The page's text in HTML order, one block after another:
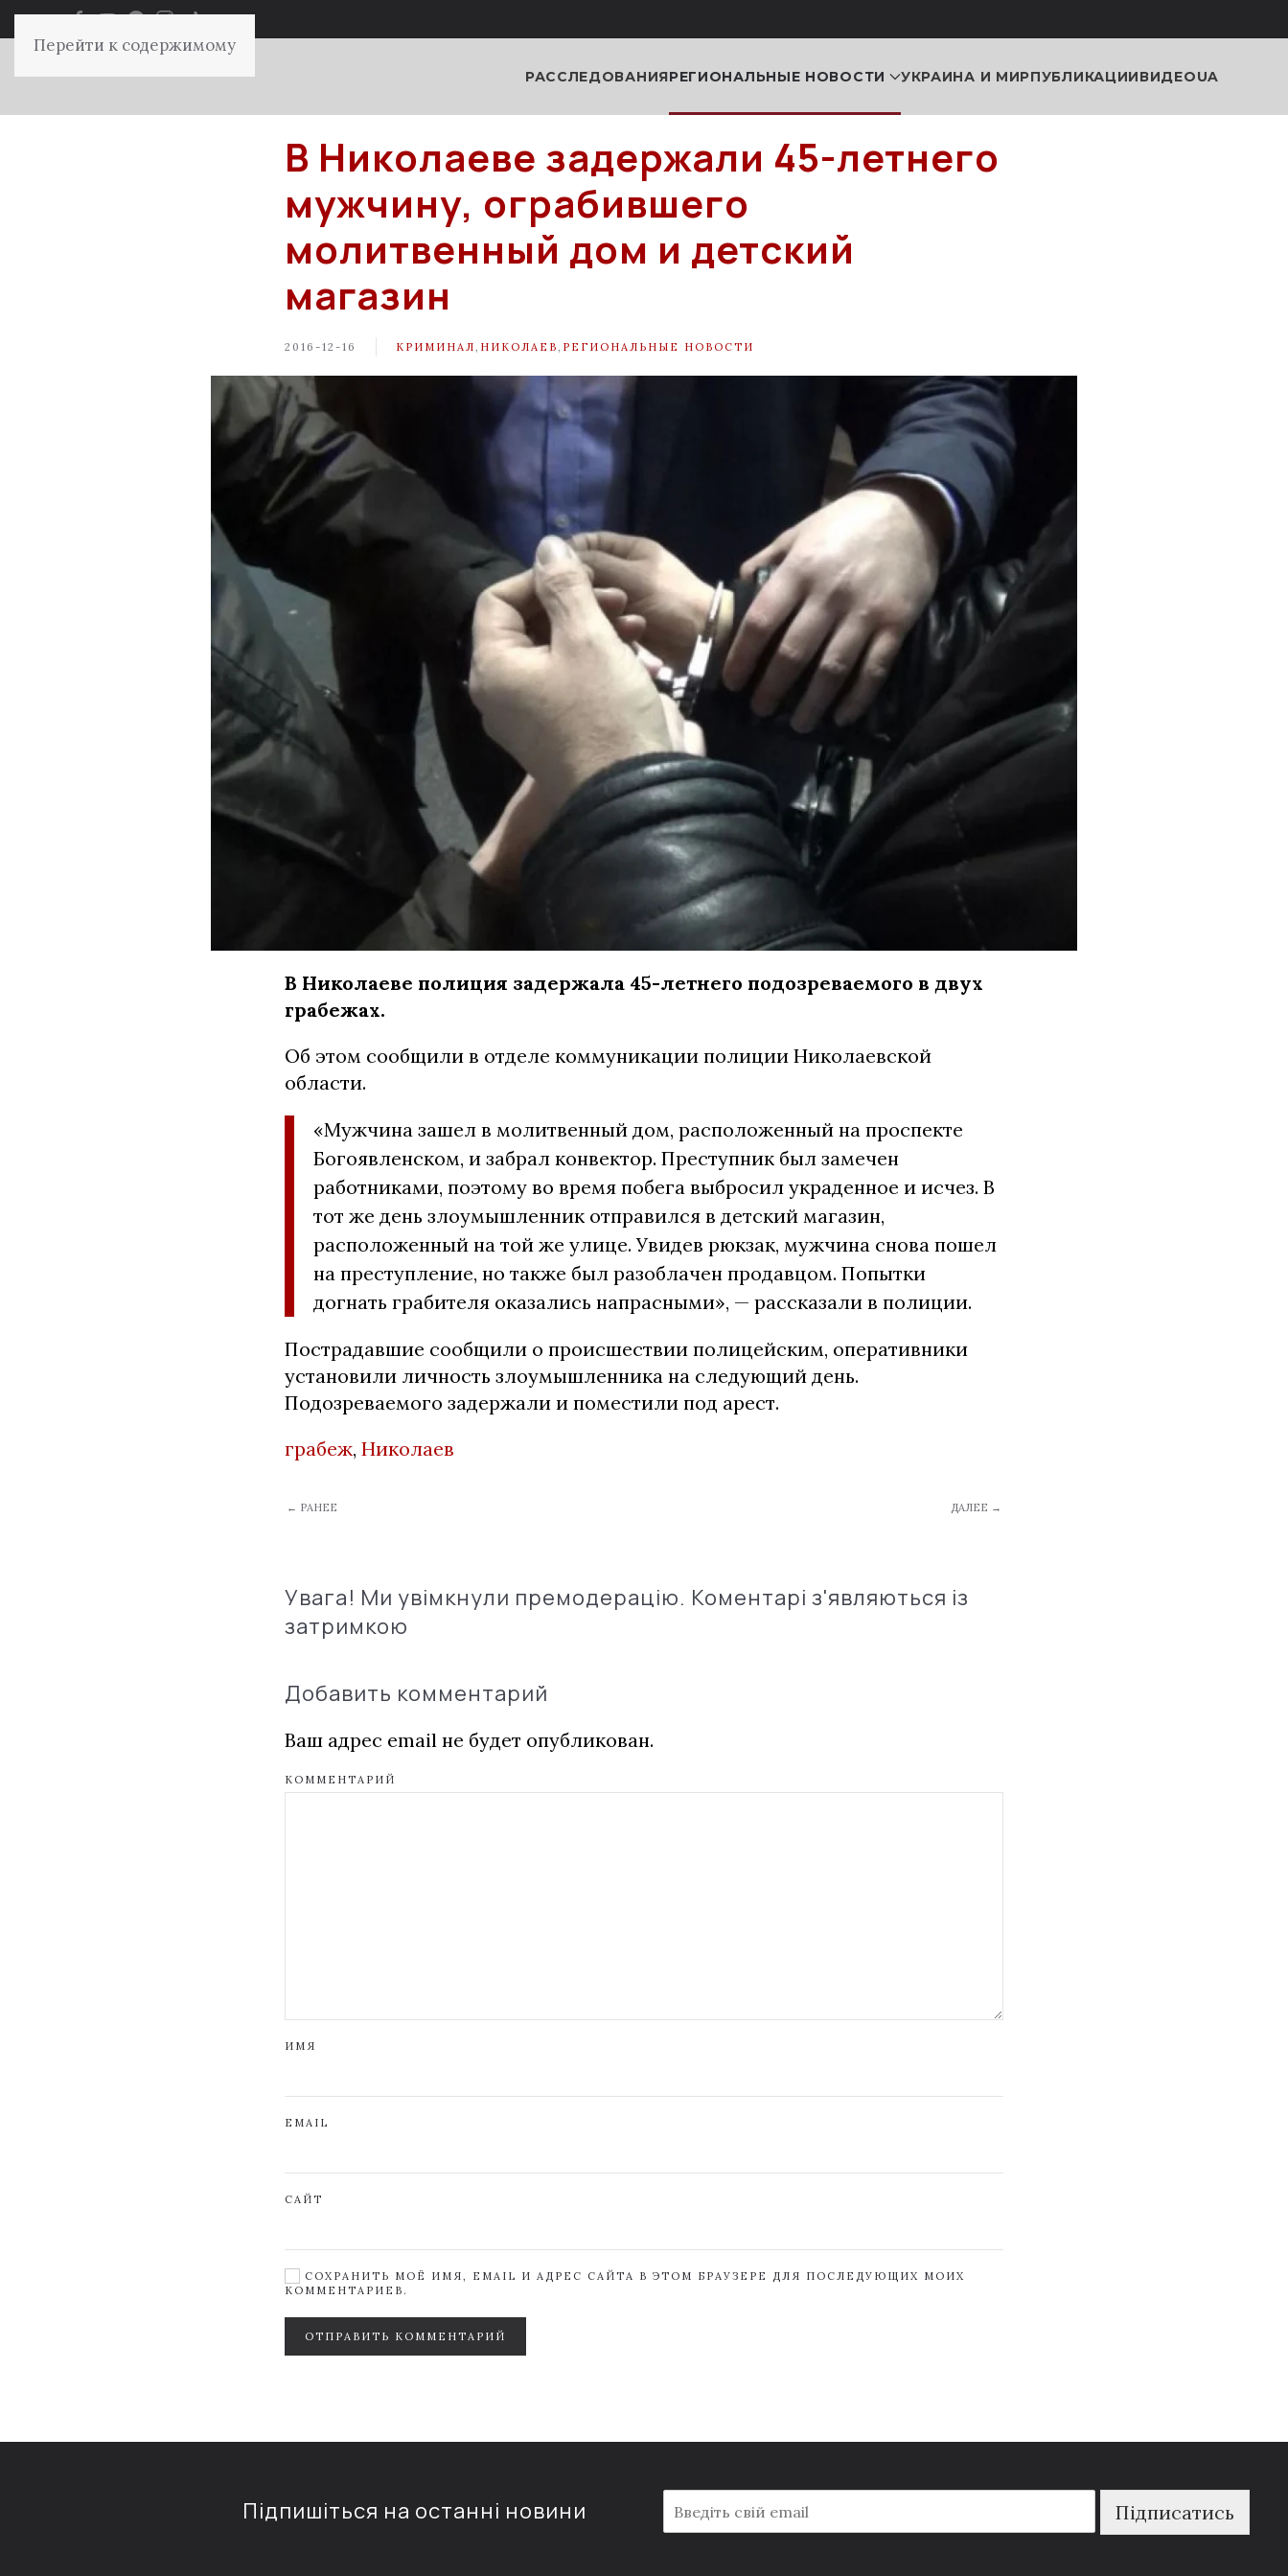
Перейти к содержимому
РАССЛЕДОВАНИЯРЕГИОНАЛЬНЫЕ НОВОСТИ УКРАИНА И МИРПУБЛИКАЦИИВИДЕОUA
В Николаеве задержали 45-летнего
мужчину, ограбившего
молитвенный дом и детский
магазин
2016-12-16 КРИМИНАЛ НИКОЛАЕВ РЕГИОНАЛЬНЫЕ НОВОСТИ
В Николаеве полиция задержала 45-летнего подозреваемого в двух
грабежах.
Об этом сообщили в отделе коммуникации полиции Николаевской
области.
«Мужчина зашел в молитвенный дом, расположенный на проспекте
Богоявленском, и забрал конвектор. Преступник был замечен
работниками, поэтому во время побега выбросил украденное и исчез. В
тот же день злоумышленник отправился в детский магазин,
расположенный на той же улице. Увидев рюкзак, мужчина снова пошел
на преступление, но также был разоблачен продавцом. Попытки
догнать грабителя оказались напрасными», — рассказали в полиции.
Пострадавшие сообщили о происшествии полицейским, оперативники
установили личность злоумышленника на следующий день.
Подозреваемого задержали и поместили под арест.
грабеж, Николаев
← РАНЕЕ ДАЛЕЕ →
Увага! Ми увімкнули премодерацію. Коментарі з'являються із
затримкою
Добавить комментарий
Ваш адрес email не будет опубликован.
КОММЕНТАРИЙ
ИМЯ
EMAIL
САЙТ
СОХРАНИТЬ МОЁ ИМЯ, EMAIL И АДРЕС САЙТА В ЭТОМ БРАУЗЕРЕ ДЛЯ ПОСЛЕДУЮЩИХ МОИХ
КОММЕНТАРИЕВ.
ОТПРАВИТЬ КОММЕНТАРИЙ
Підпишіться на останні новини
m
a
Підписатись